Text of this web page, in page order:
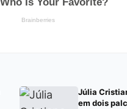
Júlia
em dois